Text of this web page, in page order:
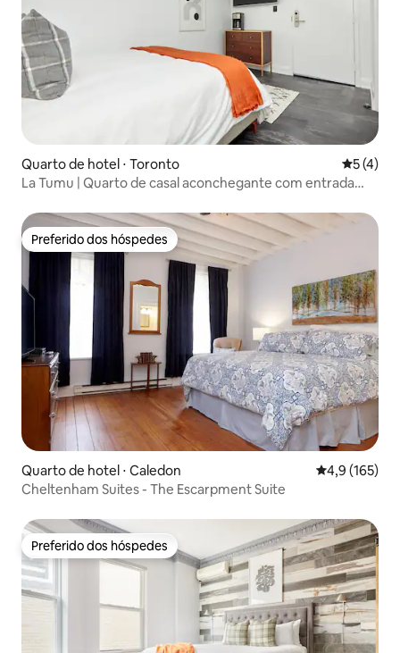
Quarto de hotel ⋅ Toronto 5 de
5 (4)
La Tumu | Quarto de casal aconchegante com entrada
Preferido dos hóspedes
Preferido dos hóspedes
Quarto de hotel ⋅ Caledon 4,9 de uma
4,9 (165)
Cheltenham Suites - The Escarpment Suite
Preferido dos hóspedes
Preferido dos hóspedes